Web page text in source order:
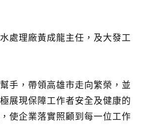
處理廠黃成龍主任，及大發工
手，帶領高雄市走向繁榮，並
展現保障工作者安全及健康的
使企業落實照顧到每一位工作